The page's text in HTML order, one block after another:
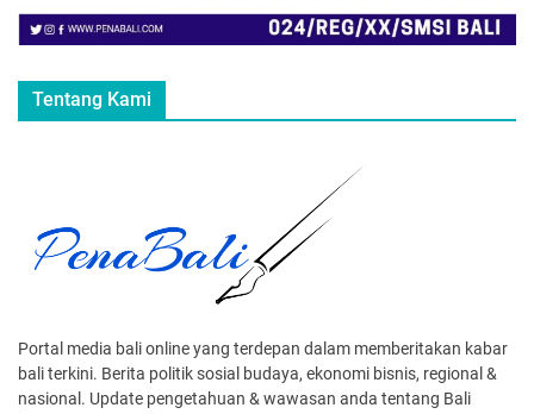
Tentang Kami
Portal media bali online yang terdepan dalam memberitakan kabar
bali terkini. Berita politik sosial budaya, ekonomi bisnis, regional &
nasional. Update pengetahuan & wawasan anda tentang Bali